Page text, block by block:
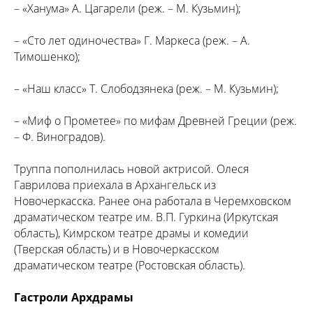
– «Ханума» А. Цагарели (реж. – М. Кузьмин);
– «Сто лет одиночества» Г. Маркеса (реж. – А.
Тимошенко);
– «Наш класс» Т. Слободзянека (реж. – М. Кузьмин);
– «Миф о Прометее» по мифам Древней Греции (реж.
– Ф. Виноградов).
Труппа пополнилась новой актрисой. Олеся
Гаврилова приехала в Архангельск из
Новочеркасска. Ранее она работала в Черемховском
драматическом театре им. В.П. Гуркина (Иркутская
область), Кимрском театре драмы и комедии
(Тверская область) и в Новочеркасском
драматическом театре (Ростовская область).
Гастроли Архдрамы